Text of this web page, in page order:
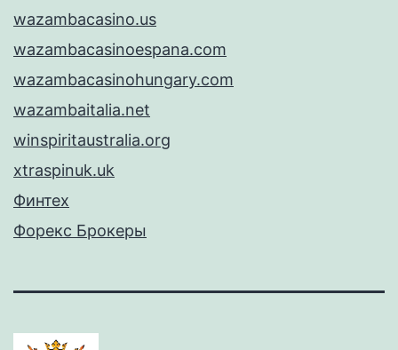
wazambacasino.us
wazambacasinoespana.com
wazambacasinohungary.com
wazambaitalia.net
winspiritaustralia.org
xtraspinuk.uk
Финтех
Форекс Брокеры